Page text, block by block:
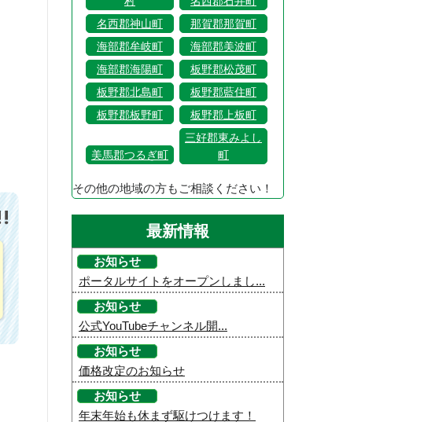
名西郡神山町
那賀郡那賀町
海部郡牟岐町
海部郡美波町
海部郡海陽町
板野郡松茂町
板野郡北島町
板野郡藍住町
板野郡板野町
板野郡上板町
美馬郡つるぎ町
三好郡東みよし
町
その他の地域の方もご相談ください！
最新情報
お知らせ
ポータルサイトをオープンしまし...
お知らせ
公式YouTubeチャンネル開...
お知らせ
価格改定のお知らせ
お知らせ
年末年始も休まず駆けつけます！